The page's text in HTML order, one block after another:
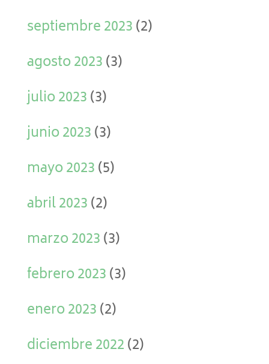
septiembre 2023(2)
agosto 2023(3)
julio 2023(3)
junio 2023(3)
mayo 2023(5)
abril 2023(2)
marzo 2023(3)
febrero 2023(3)
enero 2023(2)
diciembre 2022(2)